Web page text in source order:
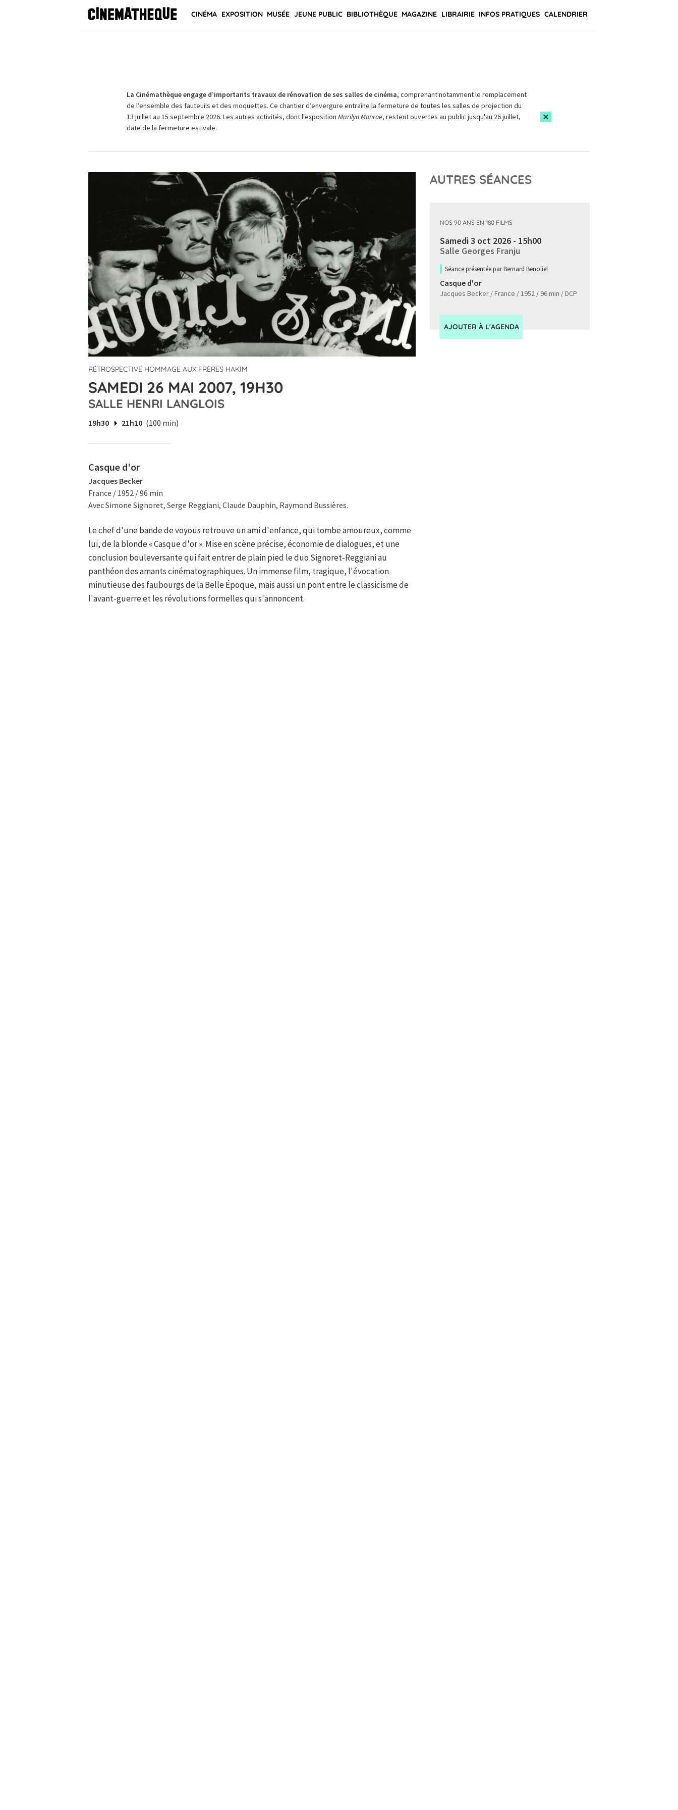
CINÉMA EXPOSITION MUSÉE JEUNE PUBLIC BIBLIOTHÈQUE MAGAZINE LIBRAIRIE INFOS PRATIQUES CALENDRIER
La Cinémathèque engage d’importants travaux de rénovation de ses salles de cinéma, comprenant notamment le remplacement
de l’ensemble des fauteuils et des moquettes. Ce chantier d’envergure entraîne la fermeture de toutes les salles de projection du
13 juillet au 15 septembre 2026. Les autres activités, dont l'exposition Marilyn Monroe, restent ouvertes au public jusqu'au 26 juillet,
date de la fermeture estivale.
RÉTROSPECTIVE HOMMAGE AUX FRÈRES HAKIM
SAMEDI 26 MAI 2007, 19H30
SALLE HENRI LANGLOIS
19h30 21h10 (100 min)
Casque d'or
Jacques Becker
France / 1952 / 96 min
Avec Simone Signoret, Serge Reggiani, Claude Dauphin, Raymond Bussières.
Le chef d'une bande de voyous retrouve un ami d'enfance, qui tombe amoureux, comme
lui, de la blonde « Casque d'or ». Mise en scène précise, économie de dialogues, et une
conclusion bouleversante qui fait entrer de plain pied le duo Signoret-Reggiani au
panthéon des amants cinématographiques. Un immense film, tragique, l'évocation
minutieuse des faubourgs de la Belle Époque, mais aussi un pont entre le classicisme de
l'avant-guerre et les révolutions formelles qui s'annoncent.
AUTRES SÉANCES
NOS 90 ANS EN 180 FILMS
Samedi 3 oct 2026 - 15h00
Salle Georges Franju
Séance présentée par Bernard Benoliel
Casque d'or
Jacques Becker / France / 1952 / 96 min / DCP
AJOUTER À L'AGENDA